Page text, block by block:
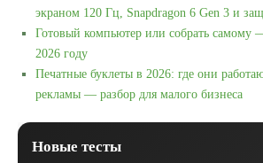
экраном 120 Гц, Snapdragon 6 Gen 3 и
Готовый компьютер или собрать самому
2026 году
Печатные буклеты в 2026: где они
рекламы — разбор для малого бизнеса
Новые тесты